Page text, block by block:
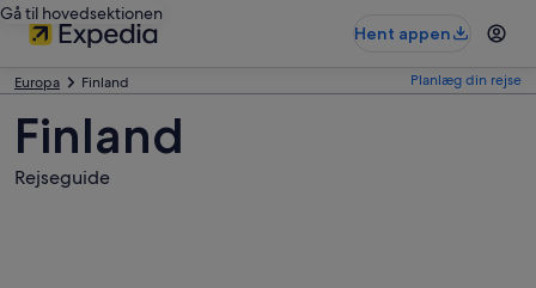
Gå til hovedsektionen
Hent appen
Europa Finland Planlæg din rejse
Finland
Rejseguide